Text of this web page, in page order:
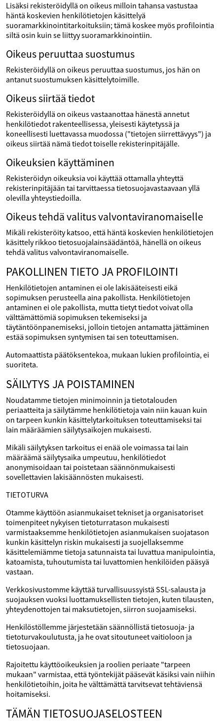
Lisäksi rekisteröidyllä on oikeus milloin tahansa vastustaa
häntä koskevien henkilötietojen käsittelyä
suoramarkkinointitarkoituksiin; tämä koskee myös profilointia
siltä osin kuin se liittyy suoramarkkinointiin.
Oikeus peruuttaa suostumus
Rekisteröidyllä on oikeus peruuttaa suostumus, jos hän on
antanut suostumuksen käsittelytoimille.
Oikeus siirtää tiedot
Rekisteröidyllä on oikeus vastaanottaa hänestä annetut
henkilötiedot rakenteellisessa, yleisesti käytetyssä ja
koneellisesti luettavassa muodossa ("tietojen siirrettävyys") ja
oikeus siirtää nämä tiedot toiselle rekisterinpitäjälle.
Oikeuksien käyttäminen
Rekisteröidyn oikeuksia voi käyttää ottamalla yhteyttä
rekisterinpitäjään tai tarvittaessa tietosuojavastaavaan yllä
olevilla yhteystiedoilla.
Oikeus tehdä valitus valvontaviranomaiselle
Mikäli rekisteröity katsoo, että häntä koskevien henkilötietojen
käsittely rikkoo tietosuojalainsäädäntöä, hänellä on oikeus
tehdä valitus valvontaviranomaiselle.
PAKOLLINEN TIETO JA PROFILOINTI
Henkilötietojen antaminen ei ole lakisääteisesti eikä
sopimuksen perusteella aina pakollista. Henkilötietojen
antaminen ei ole pakollista, mutta tietyt tiedot voivat olla
välttämättömiä sopimuksen tekemiseksi ja
täytäntöönpanemiseksi, jolloin tietojen antamatta jättäminen
estää sopimuksen syntymisen tai sen toteuttamisen.
Automaattista päätöksentekoa, mukaan lukien profilointia, ei
suoriteta.
SÄILYTYS JA POISTAMINEN
Noudatamme tietojen minimoinnin ja tietotalouden
periaatteita ja säilytämme henkilötietoja vain niin kauan kuin
on tarpeen kunkin käsittelytarkoituksen toteuttamiseksi tai
lain määräämien säilytysaikojen mukaisesti.
Mikäli säilytyksen tarkoitus ei enää ole voimassa tai lain
määräämä säilytysaika umpeutuu, henkilötiedot
anonymisoidaan tai poistetaan säännönmukaisesti
sovellettavien lakisäännösten mukaisesti.
TIETOTURVA
Otamme käyttöön asianmukaiset tekniset ja organisatoriset
toimenpiteet nykyisen tietoturratason mukaisesti
varmistaaksemme henkilötietojen asianmukaisen suojatason
kunkin käsittelyn riskin mukaisesti ja suojellaksemme
käsittelemiämme tietoja satunnaista tai luvattua manipulointia,
katoamista, tuhoutumista tai luvattomien henkilöiden pääsyä
vastaan.
Verkkosivustomme käyttää turvallisuussyistä SSL-salausta ja
suojauksen vuoksi luottamuksellisten tietojen, kuten tilausten,
yhteydenottojen tai maksutietojen, siirron suojaamiseksi.
Henkilöstöllemme järjestetään säännöllistä tietosuoja- ja
tietoturvakoulutusta, ja he ovat sitoutuneet vaitioloon ja
tietosuojaan.
Rajoitettu käyttöoikeuksien ja roolien periaate "tarpeen
mukaan" varmistaa, että työntekijät pääsevät käsiksi vain niihin
henkilötietoihin, joita he välttämättä tarvitsevat tehtäviensä
hoitamiseksi.
TÄMÄN TIETOSUOJASELOSTEEN